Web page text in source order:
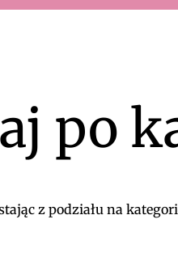
po
z podziału na